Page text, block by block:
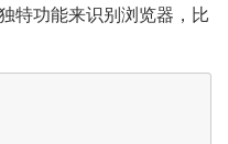
特功能来识别浏览器，比